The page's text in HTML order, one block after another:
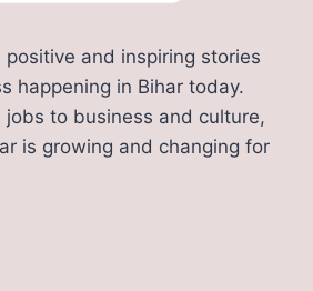
positive and inspiring stories
happening in Bihar today.
jobs to business and culture,
is growing and changing for